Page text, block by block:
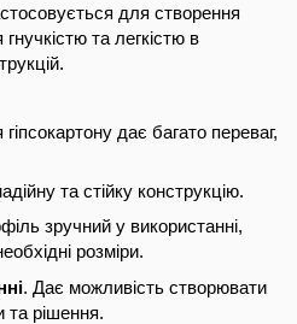
для створення
та легкістю в
дає багато переваг,
та стійку конструкцію.
зручний у використанні,
розміри.
. Дає можливість створювати
та рішення.